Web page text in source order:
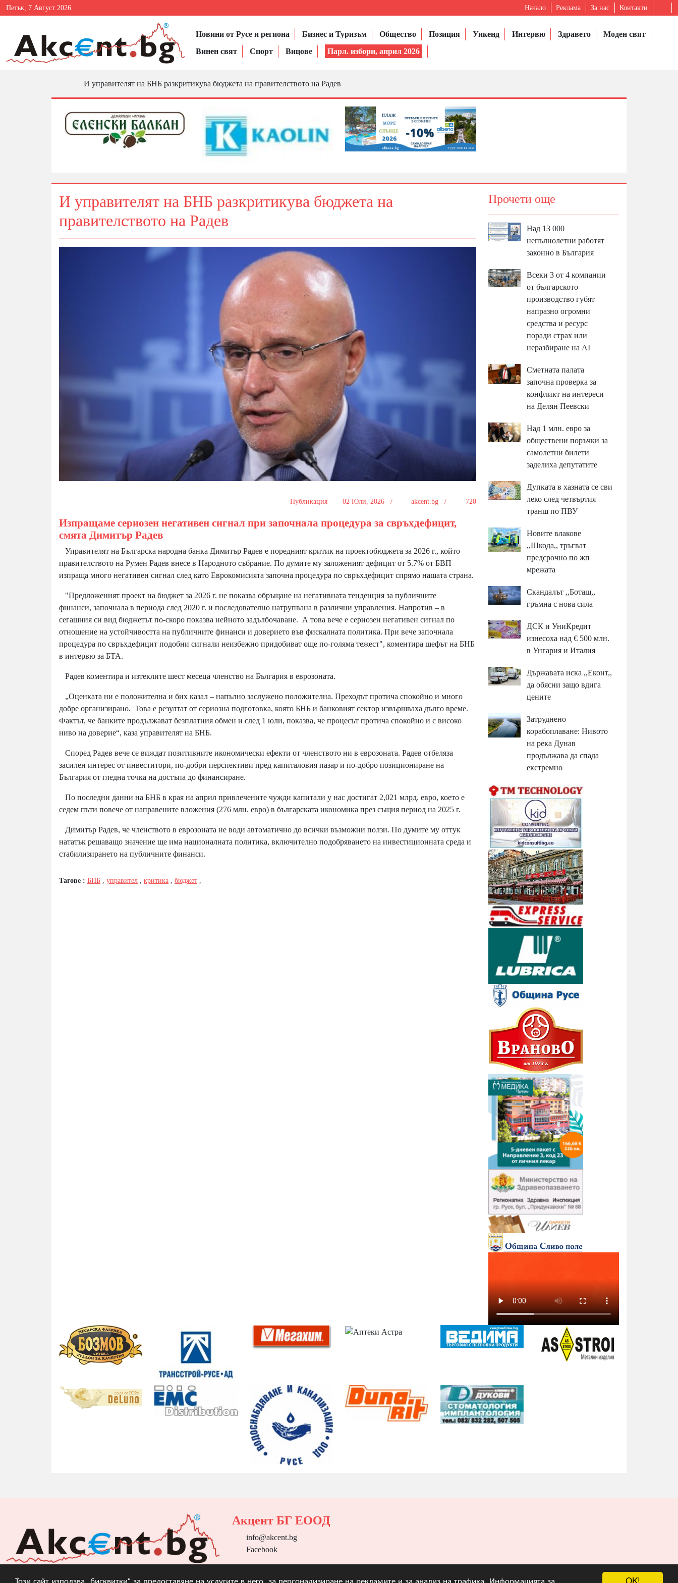
OK!
Този сайт използва „бисквитки“ за предоставяне на услугите в него, за персонализиране на рекламите и за анализ на трафика. Информацията за
Петък, 7 Август 2026 Начало Реклама За нас Контакти
Новини от Русе и региона Бизнес и Туризъм Общество Позиция Уикенд Интервю Здравето
Моден свят
Винен свят
Спорт Вицове Парл. избори, април 2026
И управителят на БНБ разкритикува бюджета на правителството на Радев
И управителят на БНБ разкритикува бюджета на
правителството на Радев
Публикация 02 Юли, 2026 / akcent.bg / 720
Изпращаме сериозен негативен сигнал при започнала процедура за свръхдефицит,
смята Димитър Радев
Управителят на Българска народна банка Димитър Радев е поредният критик на проектобюджета за 2026 г., който
правителството на Румен Радев внесе в Народното събрание. По думите му заложеният дефицит от 5.7% от БВП
изпраща много негативен сигнал след като Еврокомисията започна процедура по свръхдефицит спрямо нашата страна.
"Предложеният проект на бюджет за 2026 г. не показва обръщане на негативната тенденция за публичните
финанси, започнала в периода след 2020 г. и последователно натрупвана в различни управления. Напротив – в
сегашния си вид бюджетът по-скоро показва нейното задълбочаване. А това вече е сериозен негативен сигнал по
отношение на устойчивостта на публичните финанси и доверието във фискалната политика. При вече започнала
процедура по свръхдефицит подобни сигнали неизбежно придобиват още по-голяма тежест", коментира шефът на БНБ
в интервю за БТА.
Радев коментира и изтеклите шест месеца членство на България в еврозоната.
„Оценката ни е положителна и бих казал – напълно заслужено положителна. Преходът протича спокойно и много
добре организирано. Това е резултат от сериозна подготовка, която БНБ и банковият сектор извършваха дълго време.
Фактът, че банките продължават безплатния обмен и след 1 юли, показва, че процесът протича спокойно и с високо
ниво на доверие“, каза управителят на БНБ.
Според Радев вече се виждат позитивните икономически ефекти от членството ни в еврозоната. Радев отбеляза
засилен интерес от инвеститори, по-добри перспективи пред капиталовия пазар и по-добро позициониране на
България от гледна точка на достъпа до финансиране.
По последни данни на БНБ в края на април привлечените чужди капитали у нас достигат 2,021 млрд. евро, което е
седем пъти повече от направените вложения (276 млн. евро) в българската икономика през същия период на 2025 г.
Димитър Радев, че членството в еврозоната не води автоматично до всички възможни ползи. По думите му оттук
нататък решаващо значение ще има националната политика, включително подобряването на инвестиционната среда и
стабилизирането на публичните финанси.
Тагове : БНБ управител критика бюджет
Прочети още
Над 13 000
непълнолетни работят
законно в България
Всеки 3 от 4 компании
от българското
производство губят
напразно огромни
средства и ресурс
поради страх или
неразбиране на AI
Сметната палата
започна проверка за
конфликт на интереси
на Делян Пеевски
Над 1 млн. евро за
обществени поръчки за
самолетни билети
заделиха депутатите
Дупката в хазната се сви
леко след четвъртия
транш по ПВУ
Новите влакове
,,Шкода,, тръгват
предсрочно по жп
мрежата
Скандалът ,,Боташ,,
гръмна с нова сила
ДСК и УниКредит
изнесоха над € 500 млн.
в Унгария и Италия
Държавата иска ,,Еконт,,
да обясни защо вдига
цените
Затруднено
корабоплаване: Нивото
на река Дунав
продължава да спада
екстремно
Акцент БГ ЕООД
info@akcent.bg
Facebook